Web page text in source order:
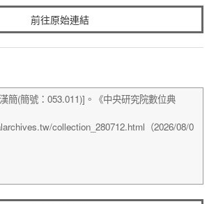
前往原始連結